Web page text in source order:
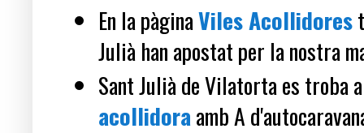
En la pàginaViles Acollidores
Julià han apostat per la nostra
Sant Julià de Vilatorta es troba
acollidoraamb A